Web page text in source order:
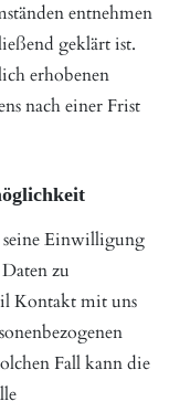
entnehmen
geklärt ist.
erhobenen
nach einer Frist
Einwilligung
zu
Kontakt mit uns
Fall kann die